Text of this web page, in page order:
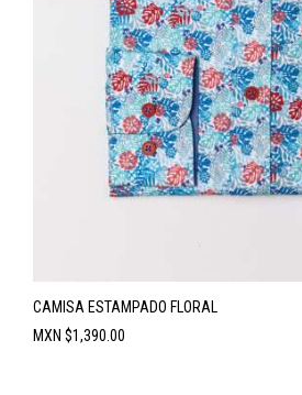
CAMISA ESTAMPADO FLORAL
Precio
MXN $1,390.00